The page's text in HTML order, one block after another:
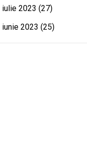
iulie 2023 (27)
iunie 2023 (25)